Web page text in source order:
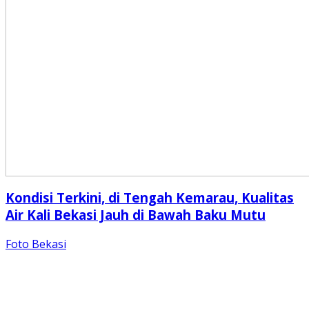
Kondisi Terkini, di Tengah Kemarau, Kualitas
Air Kali Bekasi Jauh di Bawah Baku Mutu
Foto Bekasi